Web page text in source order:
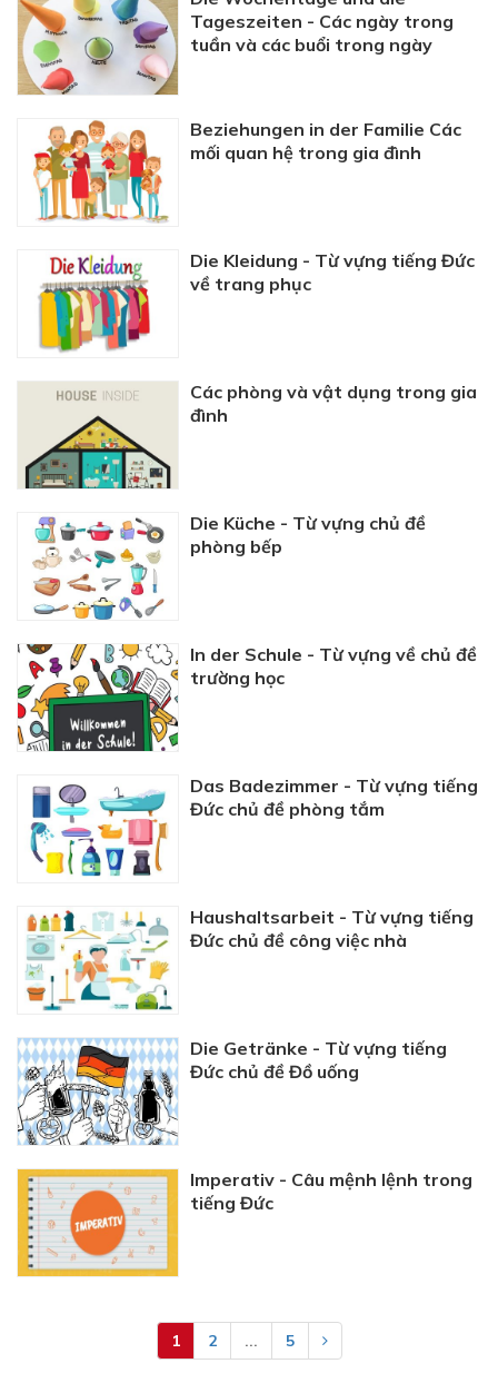
Tageszeiten - Các ngày trong
tuần và các buổi trong ngày
Beziehungen in der Familie Các
mối quan hệ trong gia đình
Die Kleidung - Từ vựng tiếng Đức
về trang phục
Các phòng và vật dụng trong gia
đình
Die Küche - Từ vựng chủ đề
phòng bếp
In der Schule - Từ vựng về chủ đề
trường học
Das Badezimmer - Từ vựng tiếng
Đức chủ đề phòng tắm
Haushaltsarbeit - Từ vựng tiếng
Đức chủ đề công việc nhà
Die Getränke - Từ vựng tiếng
Đức chủ đề Đồ uống
Imperativ - Câu mệnh lệnh trong
tiếng Đức
1 2 ... 5